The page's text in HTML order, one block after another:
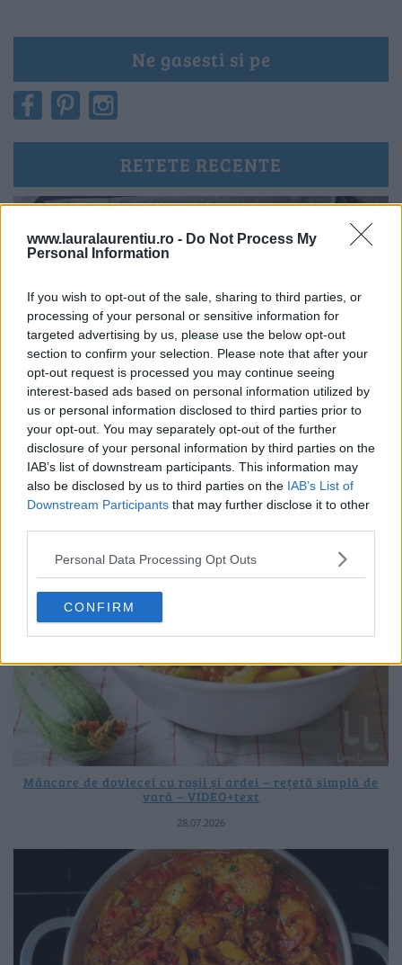
www.lauralaurentiu.ro - Do Not Process My
Personal Information
If you wish to opt-out of the sale, sharing to third parties, or
processing of your personal or sensitive information for
targeted advertising by us, please use the below opt-out
section to confirm your selection. Please note that after your
opt-out request is processed you may continue seeing
interest-based ads based on personal information utilized by
us or personal information disclosed to third parties prior to
your opt-out. You may separately opt-out of the further
disclosure of your personal information by third parties on the
IAB’s list of downstream participants. This information may
also be disclosed by us to third parties on the IAB’s List of
Downstream Participants that may further disclose it to other
Personal Data Processing Opt Outs
CONFIRM
Ne gasesti si pe
RETETE RECENTE
Băscuțe cu brânză dulce și caise – rețetă video + text
31.07.2026
Mâncare de dovlecei cu roșii și ardei – rețetă simplă de
vară – VIDEO+text
28.07.2026